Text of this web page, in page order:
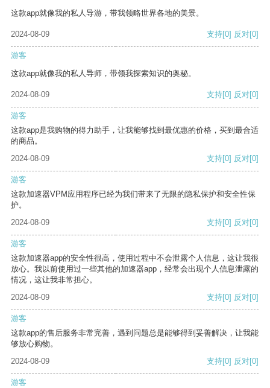
这款app就像我的私人导游，带我领略世界各地的美景。
2024-08-09 支持[0] 反对[0]
游客
这款app就像我的私人导师，带领我探索知识的奥秘。
2024-08-09 支持[0] 反对[0]
游客
这款app是我购物的得力助手，让我能够找到最优惠的价格，买到最合适
的商品。
2024-08-09
支持[0] 反对[0]
游客
这款加速器VPM应用程序已经为我们带来了无限的隐私保护和安全性保
护。
2024-08-09
支持[0] 反对[0]
游客
这款加速器app的安全性很高，使用过程中不会泄露个人信息，这让我很
放心。我以前使用过一些其他的加速器app，经常会出现个人信息泄露的
情况，这让我非常担心。
2024-08-09
支持[0] 反对[0]
游客
这款app的售后服务非常完善，遇到问题总是能够得到妥善解决，让我能
够放心购物。
2024-08-09
支持[0] 反对[0]
游客